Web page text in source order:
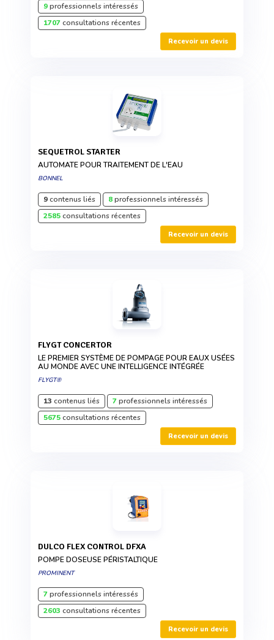
9professionnels intéressés
1707consultations récentes
Recevoir un devis
SEQUETROL STARTER
AUTOMATE POUR TRAITEMENT DE L'EAU
BONNEL
9contenus liés 8professionnels intéressés
2585consultations récentes
Recevoir un devis
FLYGT CONCERTOR
LE PREMIER SYSTÈME DE POMPAGE POUR EAUX USÉES
AU MONDE AVEC UNE INTELLIGENCE INTÉGRÉE
FLYGT®
13 contenus liés 7professionnels intéressés
5675consultations récentes
Recevoir un devis
DULCO FLEX CONTROL DFXA
POMPE DOSEUSE PÉRISTALTIQUE
PROMINENT
7professionnels intéressés
2603 consultations récentes
Recevoir un devis